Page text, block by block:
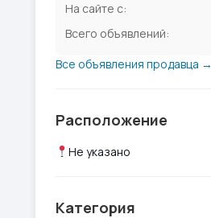
На сайте с:
Всего объявлений:
Все объявления продавца →
Расположение
Не указано
Категория